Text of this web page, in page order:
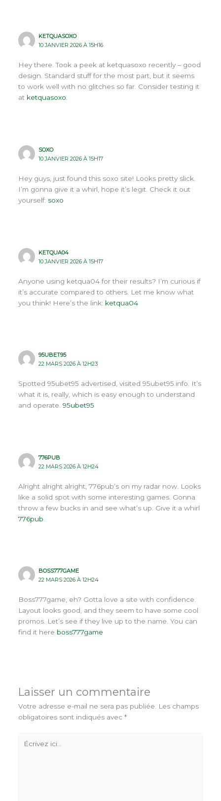
KETQUASOXO
10 JANVIER 2026 À 15H16
Hey there. Took a peek at ketquasoxo recently – good
design. Standard stuff for the most part, but it seems
to work well with no glitches so far. Consider testing it
at ketquasoxo.
SOXO
10 JANVIER 2026 À 15H17
Hey guys, just found this soxo site! Looks pretty slick.
I’m gonna give it a whirl, hope it’s legit. Check it out
yourself: soxo
KETQUA04
10 JANVIER 2026 À 15H17
Anyone using ketqua04 for their results? I’m curious if
it’s accurate compared to others. Let me know what
you think! Here’s the link: ketqua04
95UBET95
22 MARS 2026 À 12H23
Spotted 95ubet95 advertised, visited 95ubet95.info. It’s
what it is, really, which is easy enough to understand
and operate. 95ubet95
776PUB
22 MARS 2026 À 12H24
Alright alright alright, 776pub’s on my radar now. Looks
like a solid spot with some interesting games. Gonna
throw a few bucks in and see what’s up. Give it a whirl
776pub
BOSS777GAME
22 MARS 2026 À 12H24
Boss777game, eh? Gotta love a site with confidence.
Layout looks good, and they seem to have some cool
promos. Let’s see if they live up to the name. You can
find it here boss777game
Laisser un commentaire
Votre adresse e-mail ne sera pas publiée. Les champs
obligatoires sont indiqués avec *
ici…